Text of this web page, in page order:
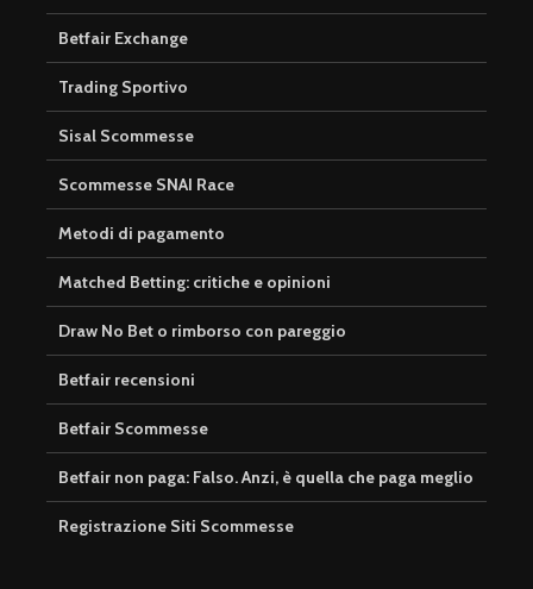
Betfair Exchange
Trading Sportivo
Sisal Scommesse
Scommesse SNAI Race
Metodi di pagamento
Matched Betting: critiche e opinioni
Draw No Bet o rimborso con pareggio
Betfair recensioni
Betfair Scommesse
Betfair non paga: Falso. Anzi, è quella che paga meglio
Registrazione Siti Scommesse